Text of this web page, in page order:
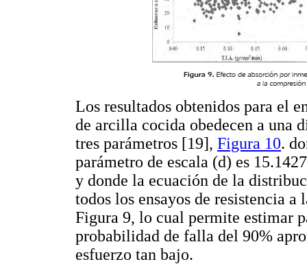
Los resultados obtenidos para el
de arcilla cocida obedecen a una
tres parámetros [19], Figura 10.
parámetro de escala (d) es
y donde la ecuación de la
todos los ensayos de resistencia a
Figura 9, lo cual permite estimar
probabilidad de falla del 90%
esfuerzo tan bajo.